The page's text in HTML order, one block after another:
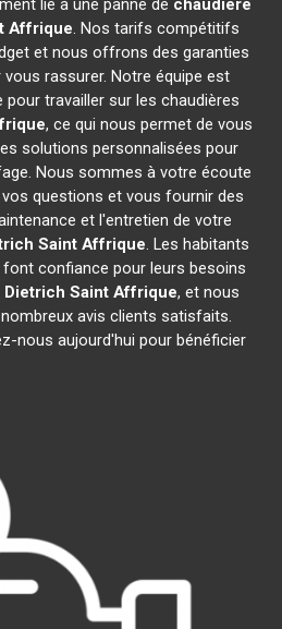
lié à une panne de chaudière
Affrique. Nos tarifs compétitifs
et nous offrons des garanties
rassurer. Notre équipe est
travailler sur les chaudières
, ce qui nous permet de vous
solutions personnalisées pour
Nous sommes à votre écoute
questions et vous fournir des
et l'entretien de votre
Saint Affrique. Les habitants
confiance pour leurs besoins
Dietrich Saint Affrique, et nous
avis clients satisfaits.
nous aujourd'hui pour bénéficier